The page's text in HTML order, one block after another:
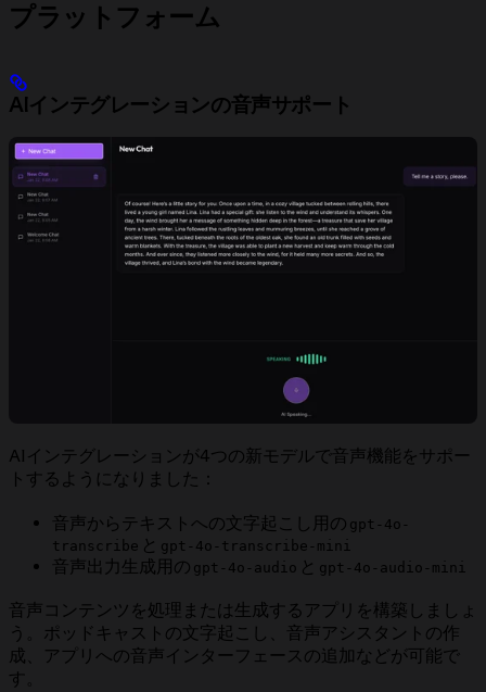
プラットフォーム
AIインテグレーションの音声サポート
AIインテグレーションが4つの新モデルで音声機能をサポー
トするようになりました：
音声からテキストへの文字起こし用の gpt-4o-
transcribe と gpt-4o-transcribe-mini
音声出力生成用の gpt-4o-audio と gpt-4o-audio-mini
音声コンテンツを処理または生成するアプリを構築しましょ
う。ポッドキャストの文字起こし、音声アシスタントの作
成、アプリへの音声インターフェースの追加などが可能で
す。